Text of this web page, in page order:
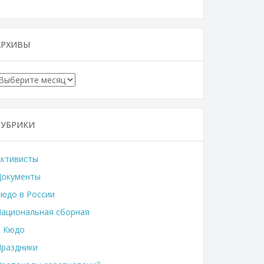
в России
сборная
Кюдо